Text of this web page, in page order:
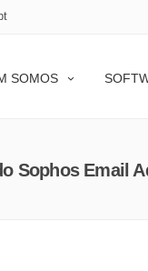
SOMOS
Sophos Email